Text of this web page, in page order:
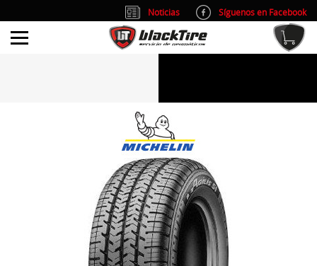
Noticias
Síguenos en Facebook
info@blacktire.es
Atención al cliente: L/V 9:00-14:00 y 15:00-19:00